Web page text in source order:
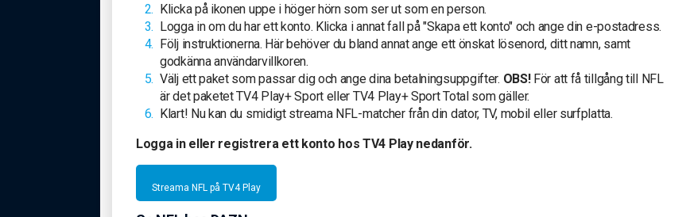
Klicka på ikonen uppe i höger hörn som ser ut som en person.
Logga in om du har ett konto. Klicka i annat fall på "Skapa ett konto" och ange din e-postadress.
Följ instruktionerna. Här behöver du bland annat ange ett önskat lösenord, ditt namn, samt
godkänna användarvillkoren.
Välj ett paket som passar dig och ange dina betalningsuppgifter. OBS!För att få tillgång till NFL
är det paketet TV4 Play+ Sport eller TV4 Play+ Sport Total som gäller.
Klart! Nu kan du smidigt streama NFL-matcher från din dator, TV, mobil eller surfplatta.
Logga in eller registrera ett konto hos TV4 Play nedanför.
Streama NFL på TV4 Play